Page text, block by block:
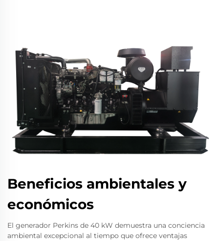
Beneficios ambientales y
económicos
El generador Perkins de 40 kW demuestra una conciencia
ambiental excepcional al tiempo que ofrece ventajas